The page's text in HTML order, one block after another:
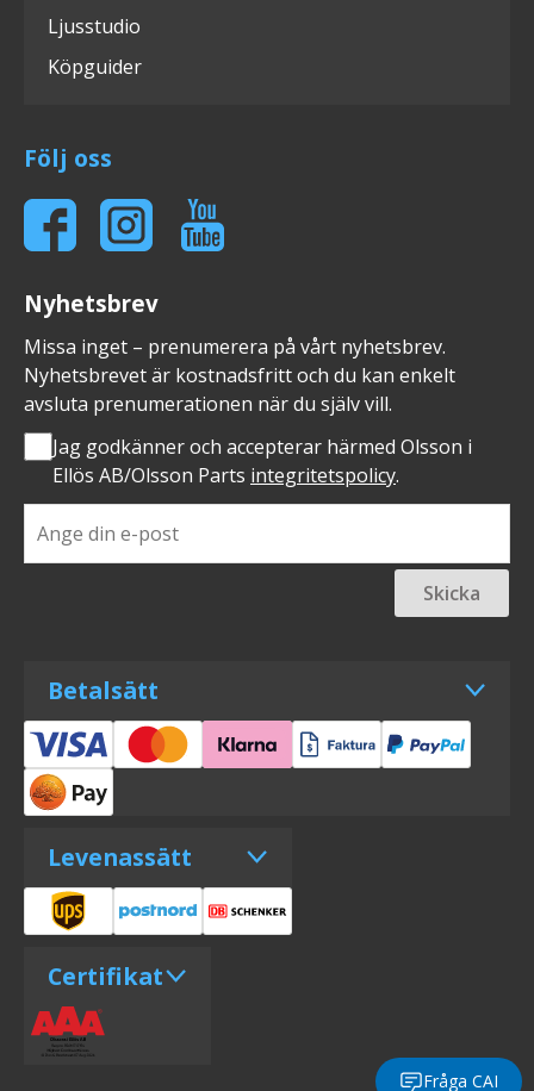
Ljusstudio
Köpguider
Följ oss
Nyhetsbrev
Missa inget – prenumerera på vårt nyhetsbrev.
Nyhetsbrevet är kostnadsfritt och du kan enkelt
avsluta prenumerationen när du själv vill.
Jag godkänner och accepterar härmed Olsson i
Ellös AB/Olsson Parts integritetspolicy.
Skicka
Betalsätt
Levenassätt
Certifikat
Fråga CAI